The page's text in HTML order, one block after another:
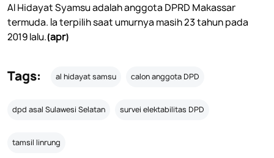
Al Hidayat Syamsu adalah anggota DPRD Makassar
termuda. Ia terpilih saat umurnya masih 23 tahun pada
2019 lalu.(apr)
Tags: al hidayat samsu calon anggota DPD
dpd asal Sulawesi Selatan survei elektabilitas DPD
tamsil linrung